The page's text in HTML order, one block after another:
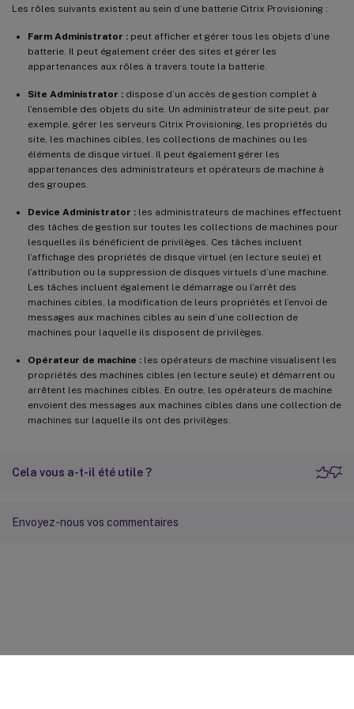
Les rôles suivants existent au sein d’une batterie Citrix Provisioning :
Farm Administrator : peut afficher et gérer tous les objets d’une
batterie. Il peut également créer des sites et gérer les
appartenances aux rôles à travers toute la batterie.
Site Administrator : dispose d’un accès de gestion complet à
l’ensemble des objets du site. Un administrateur de site peut, par
exemple, gérer les serveurs Citrix Provisioning, les propriétés du
site, les machines cibles, les collections de machines ou les
éléments de disque virtuel. Il peut également gérer les
appartenances des administrateurs et opérateurs de machine à
des groupes.
Device Administrator : les administrateurs de machines effectuent
des tâches de gestion sur toutes les collections de machines pour
lesquelles ils bénéficient de privilèges. Ces tâches incluent
l’affichage des propriétés de disque virtuel (en lecture seule) et
l’attribution ou la suppression de disques virtuels d’une machine.
Les tâches incluent également le démarrage ou l’arrêt des
machines cibles, la modification de leurs propriétés et l’envoi de
messages aux machines cibles au sein d’une collection de
machines pour laquelle ils disposent de privilèges.
Opérateur de machine : les opérateurs de machine visualisent les
propriétés des machines cibles (en lecture seule) et démarrent ou
arrêtent les machines cibles. En outre, les opérateurs de machine
envoient des messages aux machines cibles dans une collection de
machines sur laquelle ils ont des privilèges.
Cela vous a-t-il été utile ?
Envoyez-nous vos commentaires